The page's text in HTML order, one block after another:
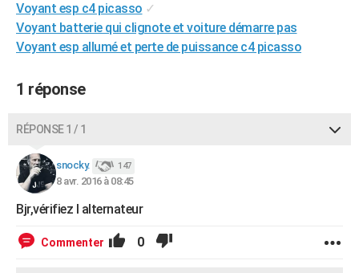
BONS PLANS
CARTE DE VOEUX
S'inscrire
Se connecter
Lycées
Collèges
Primaires
Universités
Entreprises
Service militaire
Avis de recherche
AVIS DE DÉCÈS
FORUM
Bricolage
Lifestyle
Culture
Sport
Auto
Television
Voyage
Cinema
Voyant esp c4 picasso ✓
Voyant batterie qui clignote et voiture démarre pas
Voyant esp allumé et perte de puissance c4 picasso
1 réponse
RÉPONSE 1 / 1
snocky. 147
8 avr. 2016 à 08:45
Bjr,vérifiez l alternateur
Commenter 0